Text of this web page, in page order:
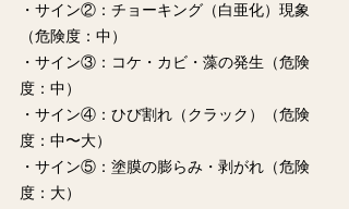
・サイン②：チョーキング（白亜化）現象
（危険度：中）
・サイン③：コケ・カビ・藻の発生（危険
度：中）
・サイン④：ひび割れ（クラック）（危険
度：中〜大）
・サイン⑤：塗膜の膨らみ・剥がれ（危険
度：大）